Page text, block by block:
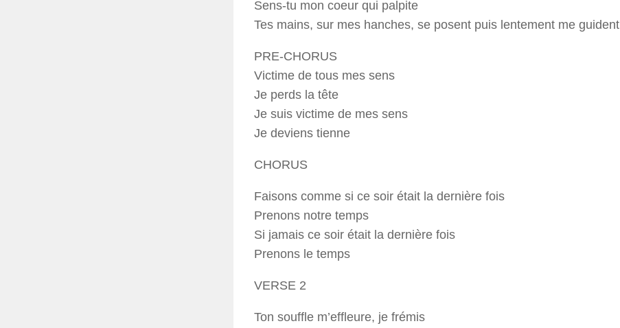
Sens-tu mon coeur qui palpite
Tes mains, sur mes hanches, se posent puis lentement me guident
PRE-CHORUS
Victime de tous mes sens
Je perds la tête
Je suis victime de mes sens
Je deviens tienne
CHORUS
Faisons comme si ce soir était la dernière fois
Prenons notre temps
Si jamais ce soir était la dernière fois
Prenons le temps
VERSE 2
Ton souffle m’effleure, je frémis